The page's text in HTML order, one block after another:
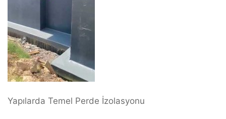
Yapılarda Temel Perde İzolasyonu